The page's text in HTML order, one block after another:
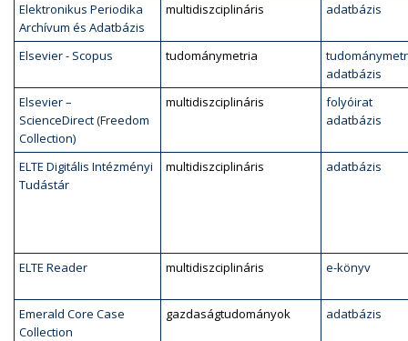
Elektronikus Periodika
Archívum és Adatbázis
multidiszciplináris adatbázis
Elsevier - Scopus tudománymetria
adatbázis
Elsevier –
ScienceDirect (Freedom
Collection)
multidiszciplináris
folyóirat
adatbázis
ELTE Digitális Intézményi
Tudástár
multidiszciplináris adatbázis
ELTE Reader multidiszciplináris e-könyv
Emerald Core Case
Collection
gazdaságtudományok adatbázis